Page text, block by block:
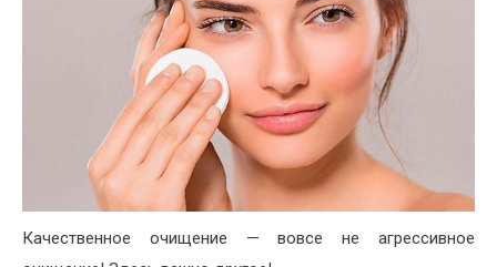
Качественное очищение — вовсе не агрессивное